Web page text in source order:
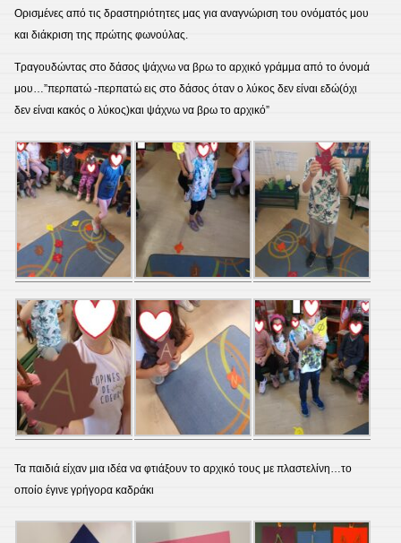
Ορισμένες από τις δραστηριότητες μας για αναγνώριση του ονόματός μου
και διάκριση της πρώτης φωνούλας.
Τραγουδώντας στο δάσος ψάχνω να βρω το αρχικό γράμμα από το όνομά
μου…”περπατώ -περπατώ εις στο δάσος όταν ο λύκος δεν είναι εδώ(όχι
δεν είναι κακός ο λύκος)και ψάχνω να βρω το αρχικό”
Τα παιδιά είχαν μια ιδέα να φτιάξουν το αρχικό τους με πλαστελίνη…το
οποίο έγινε γρήγορα καδράκι